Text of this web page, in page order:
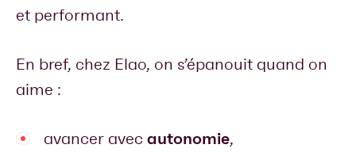
et performant.
En bref, chez Elao, on s’épanouit quand on
aime :
avancer avec autonomie,